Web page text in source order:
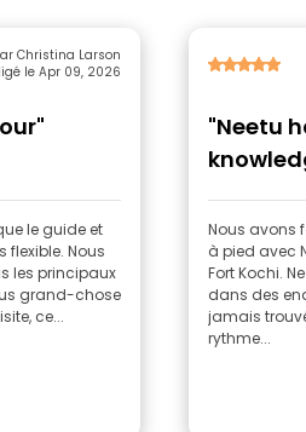
Christina Larson
le Apr 09, 2026
le guide et
flexible. Nous
les principaux
grand-chose
ce...
"Neetu
Nous avons
à pied avec
Fort Kochi.
dans des
jamais
rythme...